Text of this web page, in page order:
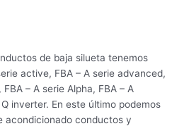
de baja silueta tenemos
active, FBA – A serie advanced,
– A serie Alpha, FBA – A
inverter. En este último podemos
acondicionado conductos y